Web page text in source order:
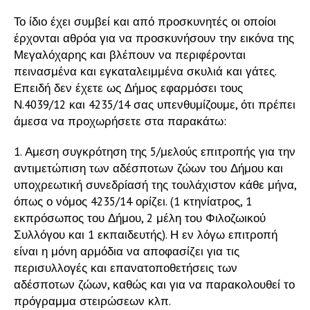
Το ίδιο έχει συμβεί και από προσκυνητές οι οποίοι
έρχονται αθρόα για να προσκυνήσουν την εικόνα της
Μεγαλόχαρης και βλέπουν να περιφέρονται
πεινασμένα και εγκαταλειμμένα σκυλιά και γάτες.
Επειδή δεν έχετε ως Δήμος εφαρμόσει τους
Ν.4039/12 και 4235/14 σας υπενθυμίζουμε, ότι πρέπει
άμεσα να προχωρήσετε στα παρακάτω:
1. Αμεση συγκρότηση της 5/μελούς επιτροπής για την
αντιμετώπιση των αδέσποτων ζώων του Δήμου και
υποχρεωτική συνεδρίασή της τουλάχιστον κάθε μήνα,
όπως ο νόμος 4235/14 ορίζει. (1 κτηνίατρος, 1
εκπρόσωπος του Δήμου, 2 μέλη του Φιλοζωικού
Συλλόγου και 1 εκπαιδευτής). Η εν λόγω επιτροπή
είναι η μόνη αρμόδια να αποφασίζει για τις
περισυλλογές και επανατοποθετήσεις των
αδέσποτων ζώων, καθώς και για να παρακολουθεί το
πρόγραμμα στειρώσεων κλπ.